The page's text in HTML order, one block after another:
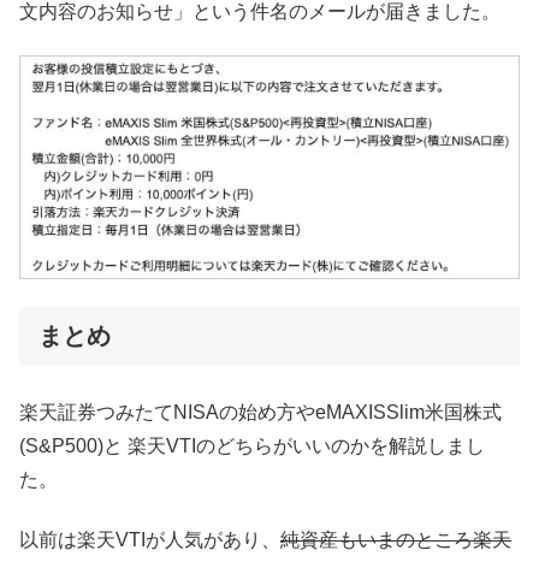
文内容のお知らせ」という件名のメールが届きました。
まとめ
楽天証券つみたてNISAの始め方やeMAXISSlim米国株式
(S&P500)と 楽天VTIのどちらがいいのかを解説しまし
た。
以前は楽天VTIが人気があり、 純資産もいまのところ楽天